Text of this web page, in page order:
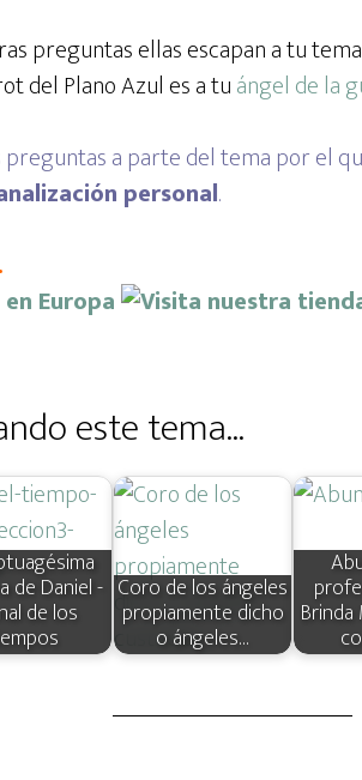
preguntas ellas escapan a tu
del Plano Azul es a tuángel de la
preguntas a parte del tema por el
personal.
este tema...
de Daniel -
de los
Coro de los ángeles
propiamente dicho
o ángeles…